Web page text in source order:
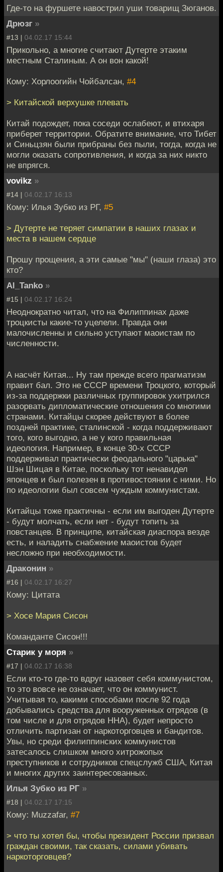
Где-то на фуршете навострил уши товарищ Зюганов.
Дрюзг »
#13 | 04.02.17 15:44
Прикольно, а многие считают Дутерте этаким
местным Сталиным. А он вон какой!
Кому: Хорлоогийн Чойбалсан, #4
> Китайской верхушке плевать
Китай подождет, пока соседи ослабеют, и втихаря
приберет территории. Обратите внимание, что Тибет
и Синьцзян были прибраны без пыли, тогда, когда не
могли оказать сопротивления, и когда за них никто
не впрягся.
vovikz »
#14 | 04.02.17 16:13
Кому: Илья Зубко из РГ, #5
> Дутерте не теряет симпатии в наших глазах и
места в нашем сердце
Прошу прощения, а эти самые "мы" (наши глаза) это
кто?
Al_Tanko »
#15 | 04.02.17 16:24
Неоднократно читал, что на Филиппинах даже
троцкисты какие-то уцелели. Правда они
малочисленны и сильно уступают маоистам по
численности.
А насчёт Китая... Ну там прежде всего прагматизм
правит бал. Это не СССР времени Троцкого, который
из-за поддержки различных группировок ухитрился
разорвать дипломатические отношения со многими
странами. Китайцы скорее действуют в более
поздней практике, сталинской - когда поддерживают
того, кого выгодно, а не у кого правильная
идеология. Например, в конце 30-х СССР
поддерживал практически феодального "царька"
Шэн Шицая в Китае, поскольку тот ненавидел
японцев и был полезен в противостоянии с ними. Но
по идеологии был совсем чуждым коммунистам.
Китайцы тоже практичны - если им выгоден Дутерте
- будут молчать, если нет - будут топить за
повстанцев. В принципе, китайская диаспора везде
есть, и наладить снабжение маоистов будет
несложно при необходимости.
Драконин »
#16 | 04.02.17 16:27
Кому: Цитата
> Хосе Мария Сисон
Команданте Сисон!!!
Старик у моря »
#17 | 04.02.17 16:38
Если кто-то где-то вдруг назовет себя коммунистом,
то это вовсе не означает, что он коммунист.
Учитывая то, какими способами после 92 года
добывались средства для вооруженных отрядов (в
том числе и для отрядов ННА), будет непросто
отличить партизан от наркоторговцев и бандитов.
Увы, но среди филиппинских коммунистов
затесалось слишком много хитрожопых
преступников и сотрудников спецслужб США, Китая
и многих других заинтересованных.
Илья Зубко из РГ »
#18 | 04.02.17 17:15
Кому: Muzzafar, #7
> что ты хотел бы, чтобы президент России призвал
граждан своими, так сказать, силами убивать
наркоторговцев?